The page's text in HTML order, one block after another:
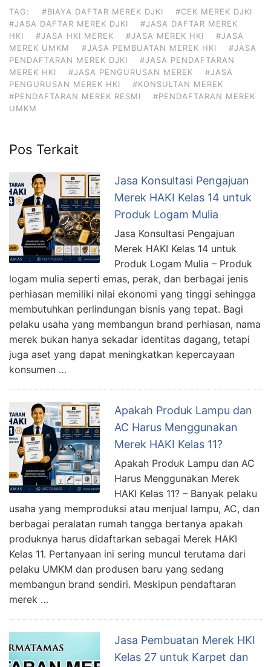
TAG: #BIAYA DAFTAR MEREK DJKI
#CEK MEREK DJKI
#JASA DAFTAR MEREK DJKI
#JASA DAFTAR MEREK
HKI
#JASA HKI MEREK #JASA MEREK HKI
#JASA
MEREK UMKM
#JASA PEMBUATAN MEREK HKI
#JASA
PENDAFTARAN MEREK DJKI
#JASA PENDAFTARAN
MEREK HKI
#JASA PENGURUSAN MEREK
#JASA
PENGURUSAN MEREK HKI
#KONSULTAN MEREK
#PENDAFTARAN MEREK RESMI
#PENDAFTARAN MEREK
UMKM
Pos Terkait
Jasa Konsultasi Pengajuan
Merek HAKI Kelas 14 untuk
Produk Logam Mulia
Jasa Konsultasi Pengajuan
Merek HAKI Kelas 14 untuk
Produk Logam Mulia – Produk
logam mulia seperti emas, perak, dan berbagai jenis
perhiasan memiliki nilai ekonomi yang tinggi sehingga
membutuhkan perlindungan bisnis yang tepat. Bagi
pelaku usaha yang membangun brand perhiasan, nama
merek bukan hanya sekadar identitas dagang, tetapi
juga aset yang dapat meningkatkan kepercayaan
konsumen …
Apakah Produk Lampu dan
AC Harus Menggunakan
Merek HAKI Kelas 11?
Apakah Produk Lampu dan AC
Harus Menggunakan Merek
HAKI Kelas 11? – Banyak pelaku
usaha yang memproduksi atau menjual lampu, AC, dan
berbagai peralatan rumah tangga bertanya apakah
produknya harus didaftarkan sebagai Merek HAKI
Kelas 11. Pertanyaan ini sering muncul terutama dari
pelaku UMKM dan produsen baru yang sedang
membangun brand sendiri. Meskipun pendaftaran
merek …
Jasa Pembuatan Merek HKI
Kelas 27 untuk Karpet dan